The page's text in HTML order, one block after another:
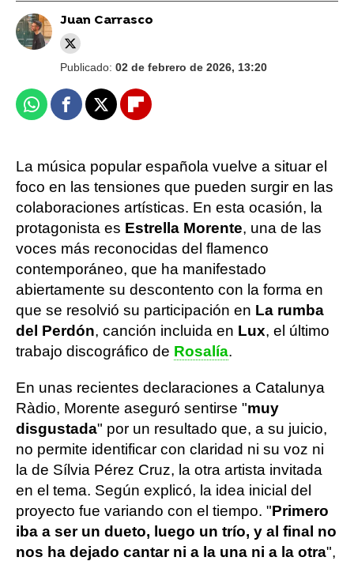
Juan Carrasco
Publicado: 02 de febrero de 2026, 13:20
WhatsappFacebook
X Flipboard
La música popular española vuelve a situar el
foco en las tensiones que pueden surgir en las
colaboraciones artísticas. En esta ocasión, la
protagonista es Estrella Morente, una de las
voces más reconocidas del flamenco
contemporáneo, que ha manifestado
abiertamente su descontento con la forma en
que se resolvió su participación en La rumba
del Perdón, canción incluida en Lux, el último
trabajo discográfico de Rosalía.
En unas recientes declaraciones a Catalunya
Ràdio, Morente aseguró sentirse "muy
disgustada" por un resultado que, a su juicio,
no permite identificar con claridad ni su voz ni
la de Sílvia Pérez Cruz, la otra artista invitada
en el tema. Según explicó, la idea inicial del
proyecto fue variando con el tiempo. "Primero
iba a ser un dueto, luego un trío, y al final no
nos ha dejado cantar ni a la una ni a la otra",